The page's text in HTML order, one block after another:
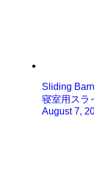
Sliding
寝室用スラ
August 7,